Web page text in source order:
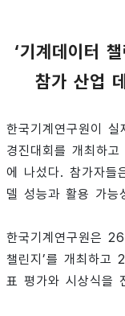
‘기계데이터
참가 산업
한국기계연구원이
경진대회를 개최하
에 나섰다. 참가자들
델 성능과 활용 가능
한국기계연구원은
챌린지’를 개최하고
표 평가와 시상식을